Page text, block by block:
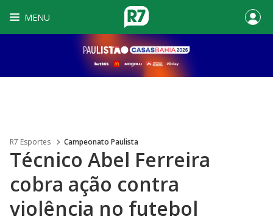
MENU
R7 Esportes Campeonato Paulista
Técnico Abel Ferreira
cobra ação contra
violência no futebol